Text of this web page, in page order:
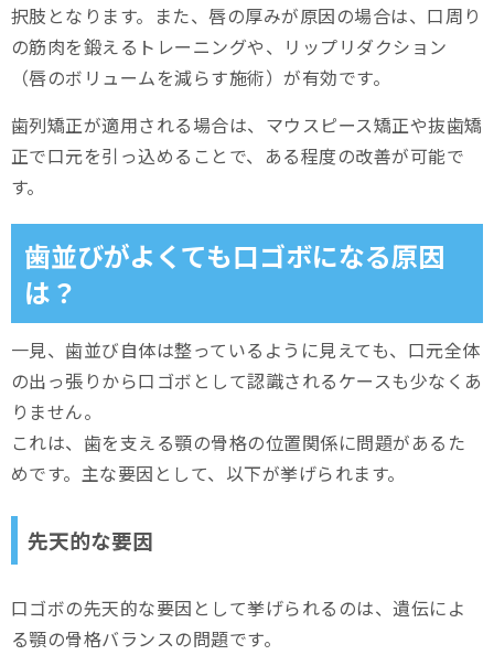
択肢となります。また、唇の厚みが原因の場合は、口周り
の筋肉を鍛えるトレーニングや、リップリダクション
（唇のボリュームを減らす施術）が有効です。
歯列矯正が適用される場合は、マウスピース矯正や抜歯矯
正で口元を引っ込めることで、ある程度の改善が可能で
す。
歯並びがよくても口ゴボになる原因
は？
一見、歯並び自体は整っているように見えても、口元全体
の出っ張りから口ゴボとして認識されるケースも少なくあ
りません。
これは、歯を支える顎の骨格の位置関係に問題があるた
めです。主な要因として、以下が挙げられます。
先天的な要因
口ゴボの先天的な要因として挙げられるのは、遺伝によ
る顎の骨格バランスの問題です。